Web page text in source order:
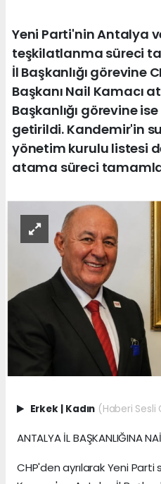
Yeni Parti'nin Antalya
teşkilatlanma süreci
İl Başkanlığı görevine
Başkanı Nail Kamacı
Başkanlığı görevine
getirildi. Kandemir'in
yönetim kurulu listesi
atama süreci
Erkek | Kadın (Haberi Sesli
ANTALYA İL BAŞKANLIĞINA
CHP'den ayrılarak Yeni Parti